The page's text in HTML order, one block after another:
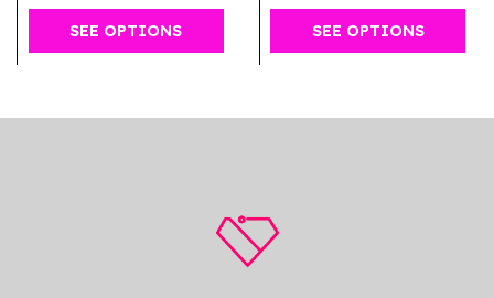
SEE OPTIONS SEE OPTIONS